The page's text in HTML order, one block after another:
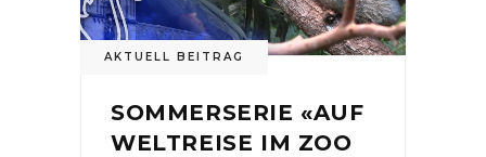
AKTUELL BEITRAG
SOMMERSERIE «AUF
WELTREISE IM ZOO